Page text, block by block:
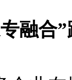
专融合